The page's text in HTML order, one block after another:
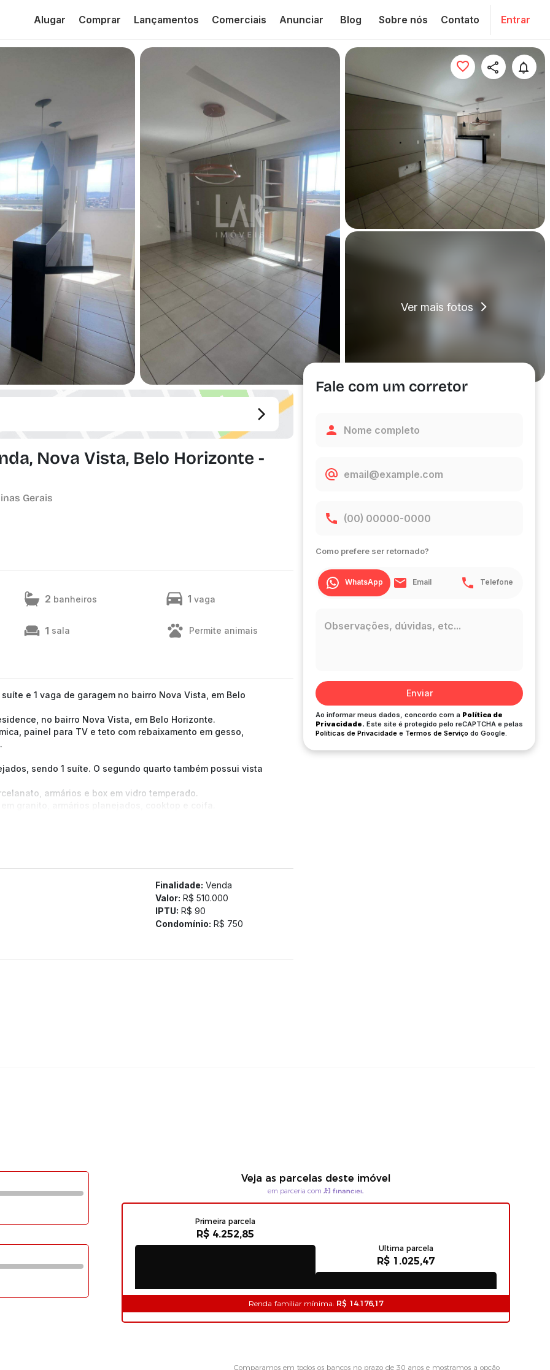
Alugar Comprar Lançamentos Comerciais Anunciar Blog Sobre nós Contato Entrar
Ver mais fotos
Nova Vista, Belo Horizonte -
Gerais
2 banheiros 1 vaga
1 sala Permite animais
e 1 vaga de garagem no bairro Nova Vista, em Belo
no bairro Nova Vista, em Belo Horizonte.
painel para TV e teto com rebaixamento em gesso,
sendo 1 suíte. O segundo quarto também possui vista
armários e box em vidro temperado.
granito, armários planejados, cooktop e coifa.
conta com apenas 4 apartamentos por andar, portaria 24
playground, academia, 2 espaços gourmet e quadra
facilitado às principais vias da cidade, ampla oferta de
40 metros do empreendimento.
a confirmação com nossa equipe).
Finalidade: Venda
Valor: R$ 510.000
IPTU: R$ 90
Condomínio: R$ 750
Fale com um corretor
Como prefere ser retornado?
WhatsApp Email Telefone
Enviar
Ao informar meus dados, concordo com a Política de
Privacidade. Este site é protegido pelo reCAPTCHA e pelas
Políticas de Privacidade e Termos de Serviço do Google.